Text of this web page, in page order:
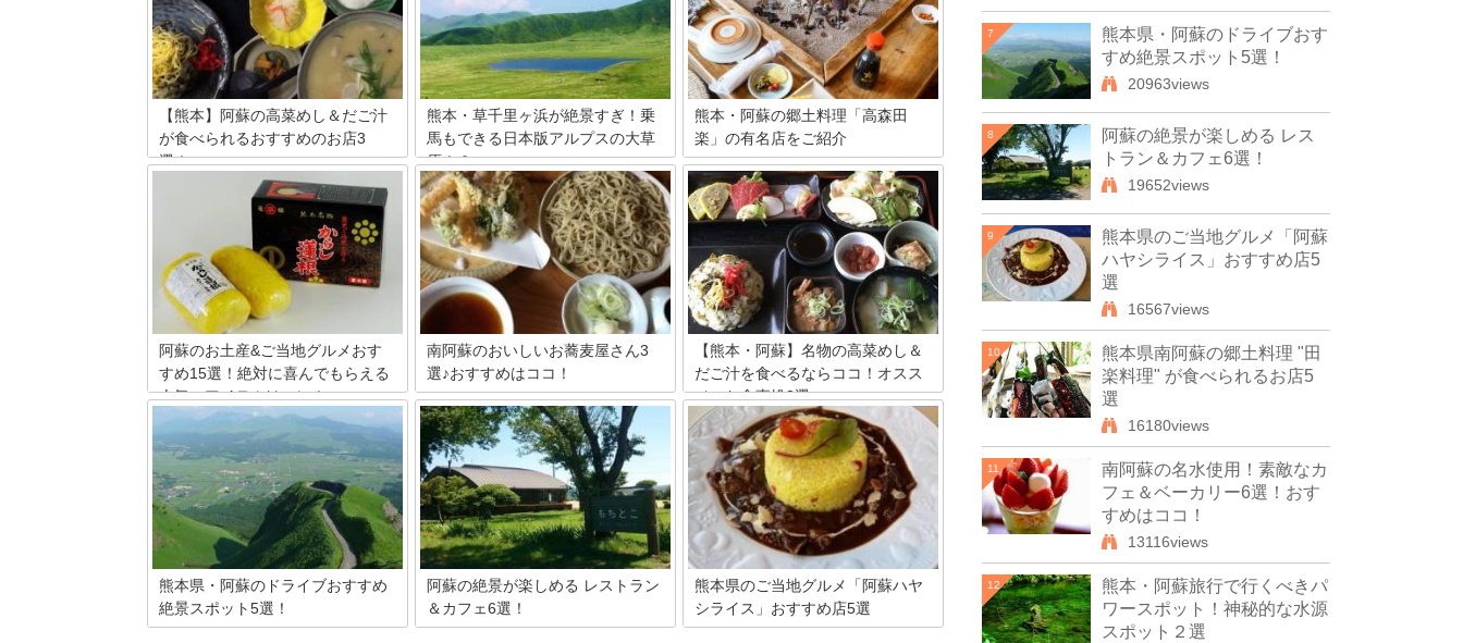
【熊本】阿蘇の高菜めし＆だご汁
が食べられるおすすめのお店3
選！
今回は熊本県阿蘇市で高菜めし＆だご汁
を食べられるお店を3店ピックアップし
てまいります！いずれも昔ながらの雰囲
気が漂う素敵なお店です。癒されながら
ランチをいただけますよ♪また、だご汁
と高菜めし以外にも、あか牛や馬刺しな
ども揃う観光目的の方に最適なお店をメ
インにまとめてみました。
熊本・草千里ヶ浜が絶景すぎ！乗
馬もできる日本版アルプスの大草
原！？
スイスにあるアルプスは年間を通して美
しい風景が拝めることで有名です！そん
なアルプスのような絶景が拝めるスポッ
トがここ日本にもあるって事ご存じでし
たか！？今回はそんな熊本県の草千里ヶ
浜をご紹介しちゃいます！
熊本・阿蘇の郷土料理「高森田
楽」の有名店をご紹介
鎌倉時代から続くと伝えられている、熊
本県阿蘇高森地区の名物「高森田楽」。
今では見かけることもほとんどなくなっ
てしまった伝統の囲炉裏を囲んで、名産
の”つるの子芋”やコンニャク、山女魚が
焼けるのをお酒を傾けながら待つ…そん
な素敵な体験してみませんか？現代人が
忘れてしまった「スローライフ」を思い
出させてくれる素敵なお店で、大切なパ
ートナーやご家族で囲炉裏を囲んで語り
合いましょう！今日は阿蘇名物の「高森
田楽」を味わえるお店を厳選して2軒ご
紹介したいと思います。
阿蘇のお土産&ご当地グルメおす
すめ15選！絶対に喜んでもらえる
人気のアイテムはコレ！
阿蘇山をはじめとする大自然・泉質の良
い温泉・由緒ある歴史など、見所の多い
阿蘇です。そんな阿蘇で思いっきり楽し
んだ後は、お土産選びで、更に楽しみ＆
お悩みタイムの始まりです。素敵な阿蘇
を育んでいるのが熊本県。阿蘇を中心と
した熊本、定番から人気商品、そして阿
蘇のご当地グルメの情報を15選でご紹介
します。
南阿蘇のおいしいお蕎麦屋さん3
選♪おすすめはココ！
お水は蕎麦の味を左右する重要な材料の
一つです。全国各地には美味しい蕎麦が
食べられる人気エリアがありますが、中
でも熊本県南阿蘇方面の蕎麦は透き通る
ような美しい水を取り入れ、のど越し・
食感も最高と蕎麦マニアの間でも非常に
注目度が高い蕎麦専門店が多いと言われ
ています。
【熊本・阿蘇】名物の高菜めし＆
だご汁を食べるならココ！オスス
メのお食事処2選
熊本県阿蘇に行くのなら、「高菜めし」
と「だご汁」は是非とも食べたい名物。
昔ながらの郷土料理で、特にだご汁は各
家庭によって全く異なる味が楽しめま
す。郷土料理のお店はたくさんあります
が、その中でも人気のお店を厳選して2
軒ご紹介したいと思います。白味噌ベー
スのだご汁とお出汁ベースのだご汁。ど
ちらも是非お試しください。
熊本県・阿蘇のドライブおすすめ
絶景スポット5選！
阿蘇の絶景が楽しめる レストラン
＆カフェ6選！
熊本県のご当地グルメ「阿蘇ハヤ
シライス」おすすめ店5選
7
熊本県・阿蘇のドライブおす
すめ絶景スポット5選！
20963views
8
阿蘇の絶景が楽しめる レス
トラン＆カフェ6選！
19652views
9
熊本県のご当地グルメ「阿蘇
ハヤシライス」おすすめ店5
選
16567views
10
熊本県南阿蘇の郷土料理 "田
楽料理" が食べられるお店5
選
16180views
11
南阿蘇の名水使用！素敵なカ
フェ＆ベーカリー6選！おす
すめはココ！
13116views
12
熊本・阿蘇旅行で行くべきパ
ワースポット！神秘的な水源
スポット２選